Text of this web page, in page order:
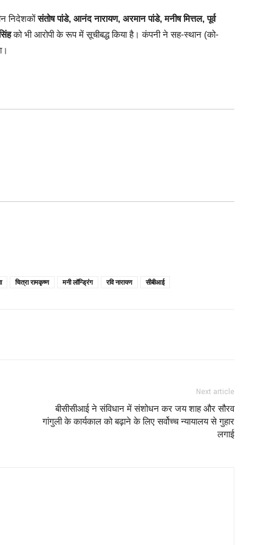
निदेशकोंसंतोष पांडे, आनंद नारायण, अरमान पांडे, मनीष मित्तल, पूर्व
को भी आरोपी के रूप में सूचीबद्ध किया है। कंपनी ने सह-स्थान (को-
चित्रा रामकृष्ण मनी लॉन्ड्रिंग रवि नारायण सीबीआई
Next article
बीसीसीआई ने संविधान में संशोधन कर जय शाह और सौरव
गांगुली के कार्यकाल को बढ़ाने के लिए सर्वोच्च न्यायालय से गुहार
लगाई